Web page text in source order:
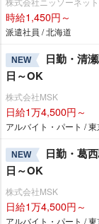
時給1,450円～
派遣社員 / 北海道
NEW
日勤・清
日～OK
株式会社MSK
日給1万4,500円～
アルバイト・パート /
NEW
日勤・葛
日～OK
株式会社MSK
日給1万4,500円～
アルバイト・パート /